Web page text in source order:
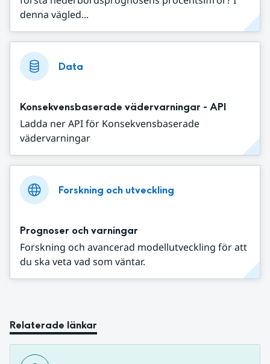
denna vägled...
Data
Konsekvensbaserade vädervarningar - API
Ladda ner API för Konsekvensbaserade
vädervarningar
Forskning och utveckling
Prognoser och varningar
Forskning och avancerad modellutveckling för att
du ska veta vad som väntar.
Relaterade länkar